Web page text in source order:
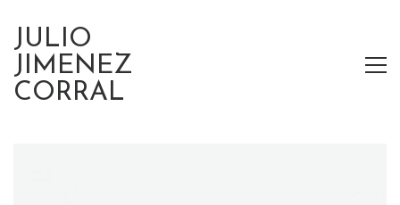
JULIO
JIMENEZ
CORRAL